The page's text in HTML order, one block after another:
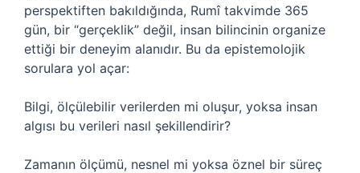
perspektiften bakıldığında, Rumî takvimde 365
gün, bir “gerçeklik” değil, insan bilincinin organize
ettiği bir deneyim alanıdır. Bu da epistemolojik
sorulara yol açar:
Bilgi, ölçülebilir verilerden mi oluşur, yoksa insan
algısı bu verileri nasıl şekillendirir?
Zamanın ölçümü, nesnel mi yoksa öznel bir süreç